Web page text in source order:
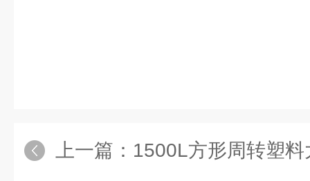
上一篇： 1500L方形周转塑料